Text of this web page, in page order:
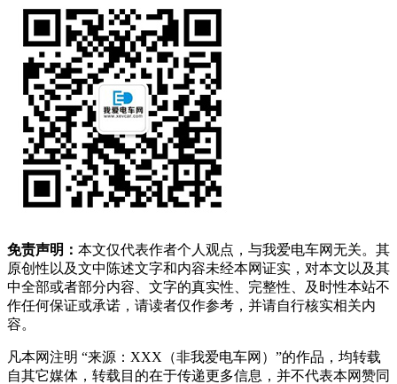
免责声明： 本文仅代表作者个人观点，与我爱电车网无关。其
原创性以及文中陈述文字和内容未经本网证实，对本文以及其
中全部或者部分内容、文字的真实性、完整性、及时性本站不
作任何保证或承诺，请读者仅作参考，并请自行核实相关内
容。
凡本网注明 “来源：XXX（非我爱电车网）”的作品，均转载
自其它媒体，转载目的在于传递更多信息，并不代表本网赞同